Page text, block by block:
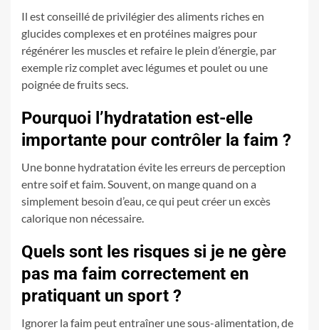
Il est conseillé de privilégier des aliments riches en
glucides complexes et en protéines maigres pour
régénérer les muscles et refaire le plein d’énergie, par
exemple riz complet avec légumes et poulet ou une
poignée de fruits secs.
Pourquoi l’hydratation est-elle
importante pour contrôler la faim ?
Une bonne hydratation évite les erreurs de perception
entre soif et faim. Souvent, on mange quand on a
simplement besoin d’eau, ce qui peut créer un excès
calorique non nécessaire.
Quels sont les risques si je ne gère
pas ma faim correctement en
pratiquant un sport ?
Ignorer la faim peut entraîner une sous-alimentation, de